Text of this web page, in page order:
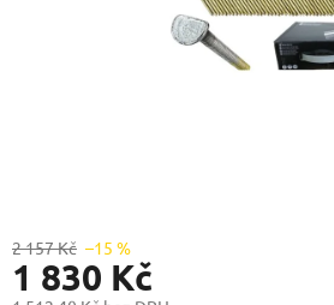
2 157 Kč –15 %
1 830 Kč